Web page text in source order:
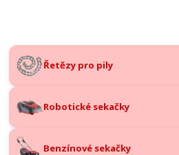
Řetězy pro pily
Robotické sekačky
Benzínové sekačky